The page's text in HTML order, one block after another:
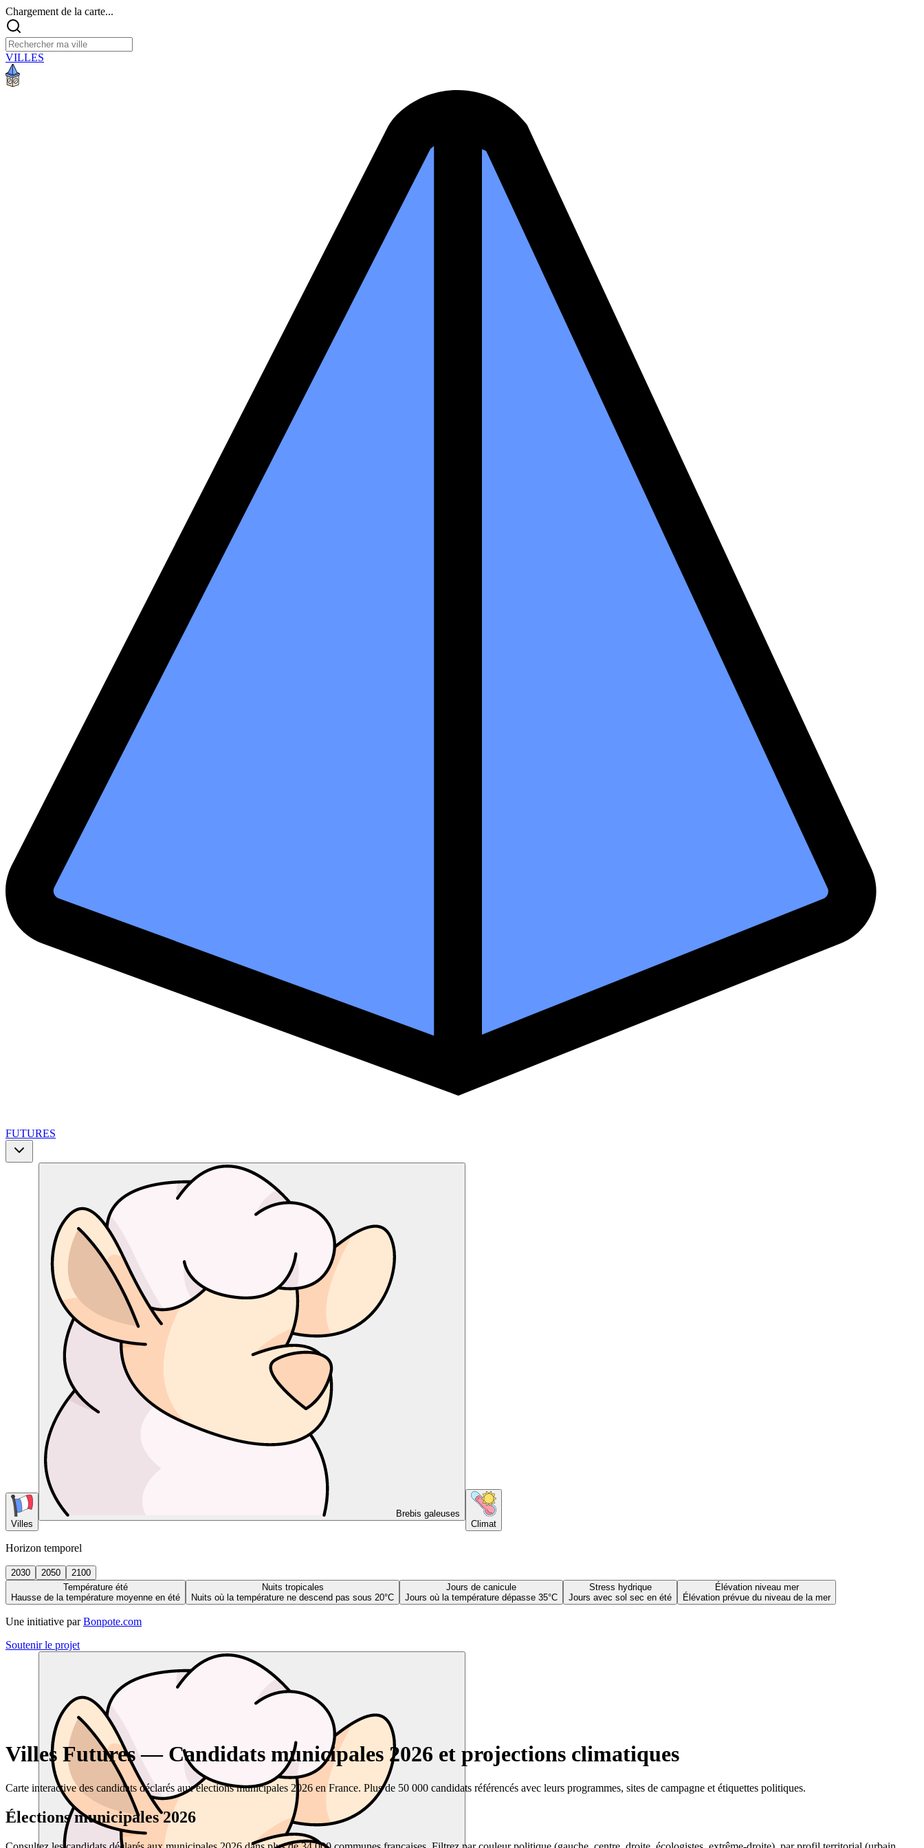
Chargement de la carte...
VILLES
FUTURES
Villes
Brebis galeuses
Climat
Horizon temporel
2030 2050
2100
Température été
Hausse de la température moyenne en été
Nuits tropicales
Nuits où la température ne descend pas sous 20°C
Jours de canicule
Jours où la température dépasse 35°C
Stress hydrique
Jours avec sol sec en été
Élévation niveau mer
Élévation prévue du niveau de la mer
Une initiative par Bonpote.com
Soutenir le projet
Villes Futures — Candidats municipales 2026 et projections climatiques
Carte interactive des candidats déclarés aux élections municipales 2026 en France. Plus de 50 000 candidats référencés avec leurs programmes, sites de campagne et étiquettes politiques.
Élections municipales 2026